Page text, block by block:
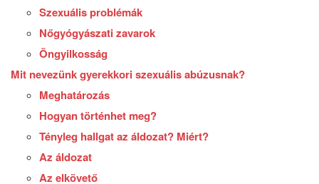
Szexuális problémák
Nőgyógyászati zavarok
Öngyilkosság
Mit nevezünk gyerekkori szexuális abúzusnak?
Meghatározás
Hogyan történhet meg?
Tényleg hallgat az áldozat? Miért?
Az áldozat
Az elkövető